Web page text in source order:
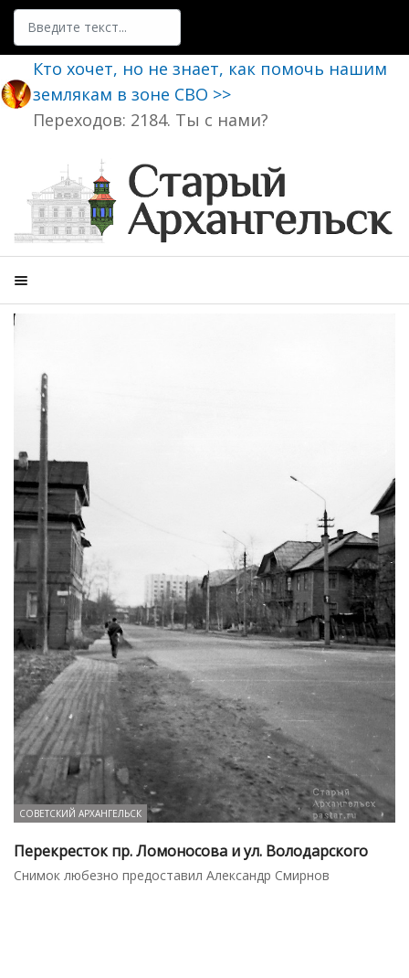
Поиск
Кто хочет, но не знает, как помочь нашим
землякам в зоне СВО >>
Переходов: 2184. Ты с нами?
СОВЕТСКИЙ АРХАНГЕЛЬСК
Перекресток пр. Ломоносова и ул. Володарского
Снимок любезно предоставил Александр Смирнов